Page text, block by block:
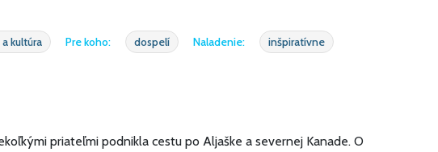
kultúra Pre koho: dospelí Naladenie:
inšpiratívne
priateľmi podnikla cestu po Aljaške a severnej Kanade. O